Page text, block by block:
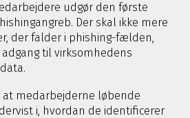
udgør den første
Der skal ikke mere
der falder i phishing-fælden,
til virksomhedens
at medarbejderne løbende
i, hvordan de identificerer